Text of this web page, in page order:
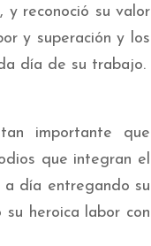
y reconoció su valor
y superación y los
día de su trabajo.
importante que
que integran el
a día entregando su
heroica labor con